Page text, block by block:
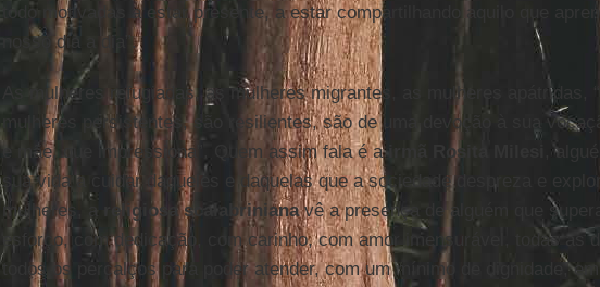
todo motivadas a estar presente, a estar compartilhando aquilo que
nosso dia a dia”.
As mulheres refugiadas, as mulheres migrantes, as mulheres apátridas,
mulheres persistentes, são resilientes, são de uma devoção à sua
e mãe, que impressiona”. Quem assim fala é a
irmã Rosita Milesi
,
sua vida a cuidar daqueles e daquelas que a sociedade despreza e
mulheres, a
religiosa scalabrinianavê a presença de alguém que
esforço, com dedicação, com carinho, com amor imensurável, todas as
todos os percalços para poder atender, com um mínimo de dignidade,